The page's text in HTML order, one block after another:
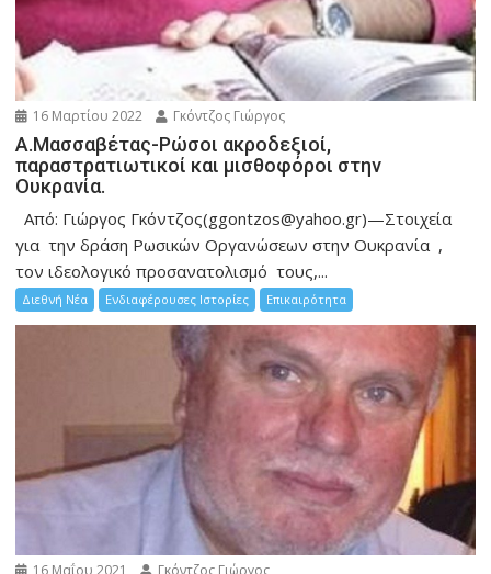
16 Μαρτίου 2022 Γκόντζος Γιώργος
Α.Μασσαβέτας-Ρώσοι ακροδεξιοί,
παραστρατιωτικοί και μισθοφόροι στην
Ουκρανία.
Από: Γιώργος Γκόντζος(ggontzos@yahoo.gr)—Στοιχεία
για την δράση Ρωσικών Οργανώσεων στην Ουκρανία ,
τον ιδεολογικό προσανατολισμό τους,...
Διεθνή Νέα Ενδιαφέρουσες Ιστορίες Επικαιρότητα
16 Μαΐου 2021 Γκόντζος Γιώργος